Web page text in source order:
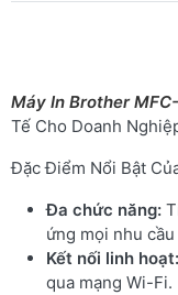
Máy In Brother
Tế Cho Doanh
Đặc Điểm Nổi Bật
Đa chức năng:
ứng mọi nhu
Kết nối linh hoạt:
qua mạng Wi-Fi.